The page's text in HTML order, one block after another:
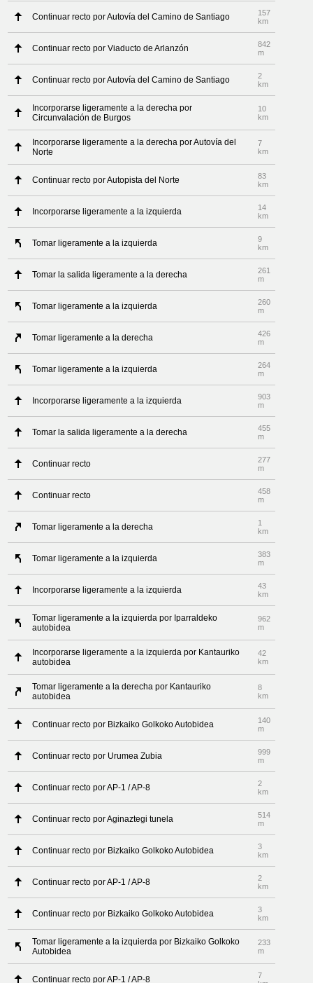
Continuar recto por Autovía del Camino de Santiago
157
km
Continuar recto por Viaducto de Arlanzón
842
m
Continuar recto por Autovía del Camino de Santiago
2
km
Incorporarse ligeramente a la derecha por
Circunvalación de Burgos
10
km
Incorporarse ligeramente a la derecha por Autovía del
Norte
7
km
Continuar recto por Autopista del Norte
83
km
Incorporarse ligeramente a la izquierda
14
km
Tomar ligeramente a la izquierda
9
km
Tomar la salida ligeramente a la derecha
261
m
Tomar ligeramente a la izquierda
260
m
Tomar ligeramente a la derecha
426
m
Tomar ligeramente a la izquierda
264
m
Incorporarse ligeramente a la izquierda
903
m
Tomar la salida ligeramente a la derecha
455
m
Continuar recto
277
m
Continuar recto
458
m
Tomar ligeramente a la derecha
1
km
Tomar ligeramente a la izquierda
383
m
Incorporarse ligeramente a la izquierda
43
km
Tomar ligeramente a la izquierda por Iparraldeko
autobidea
962
m
Incorporarse ligeramente a la izquierda por Kantauriko
autobidea
42
km
Tomar ligeramente a la derecha por Kantauriko
autobidea
8
km
Continuar recto por Bizkaiko Golkoko Autobidea
140
m
Continuar recto por Urumea Zubia
999
m
Continuar recto por AP-1 / AP-8
2
km
Continuar recto por Aginaztegi tunela
514
m
Continuar recto por Bizkaiko Golkoko Autobidea
3
km
Continuar recto por AP-1 / AP-8
2
km
Continuar recto por Bizkaiko Golkoko Autobidea
3
km
Tomar ligeramente a la izquierda por Bizkaiko Golkoko
Autobidea
233
m
Continuar recto por AP-1 / AP-8
7